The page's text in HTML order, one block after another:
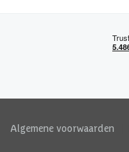
Algemene voorwaarden